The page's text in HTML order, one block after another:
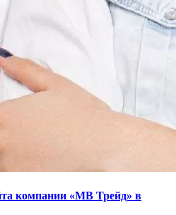
компании «МВ Трейд» в